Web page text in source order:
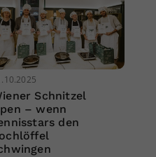
Schnitzel
– wenn
den